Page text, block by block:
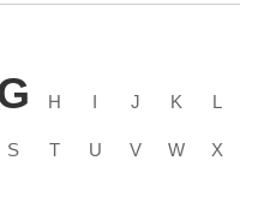
H I J K L
S T U V W X